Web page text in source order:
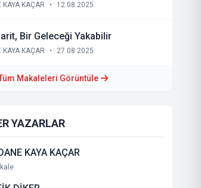
KAYA KAÇAR • 12.08.2025
Bir Geleceği Yakabilir
KAYA KAÇAR • 27.08.2025
Makaleleri Görüntüle
YAZARLAR
KAYA KAÇAR